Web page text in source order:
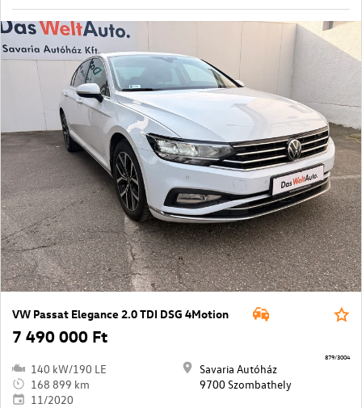
VW Passat Elegance 2.0 TDI DSG 4Motion
7 490 000 Ft
140 kW/190 LE
168 899 km
11/2020
Savaria Autóház
9700 Szombathely
879/3004